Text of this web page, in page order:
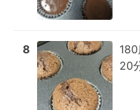
8
20